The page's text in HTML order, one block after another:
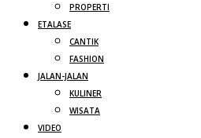
PROPERTI
ETALASE
CANTIK
FASHION
JALAN-JALAN
KULINER
WISATA
VIDEO